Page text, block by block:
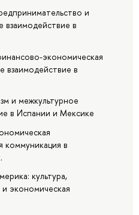
и
взаимодействие в
экономическая
взаимодействие в
и межкультурное
в Испании и Мексике
коммуникация в
культура,
экономическая